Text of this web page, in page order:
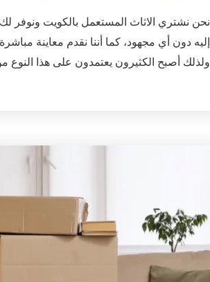
نحن نشتري الاثاث المستعمل بالكويت ونوفر
إليه دون أي مجهود، كما أننا نقدم معاينة
ولذلك أصبح الكثيرون يعتمدون على هذا